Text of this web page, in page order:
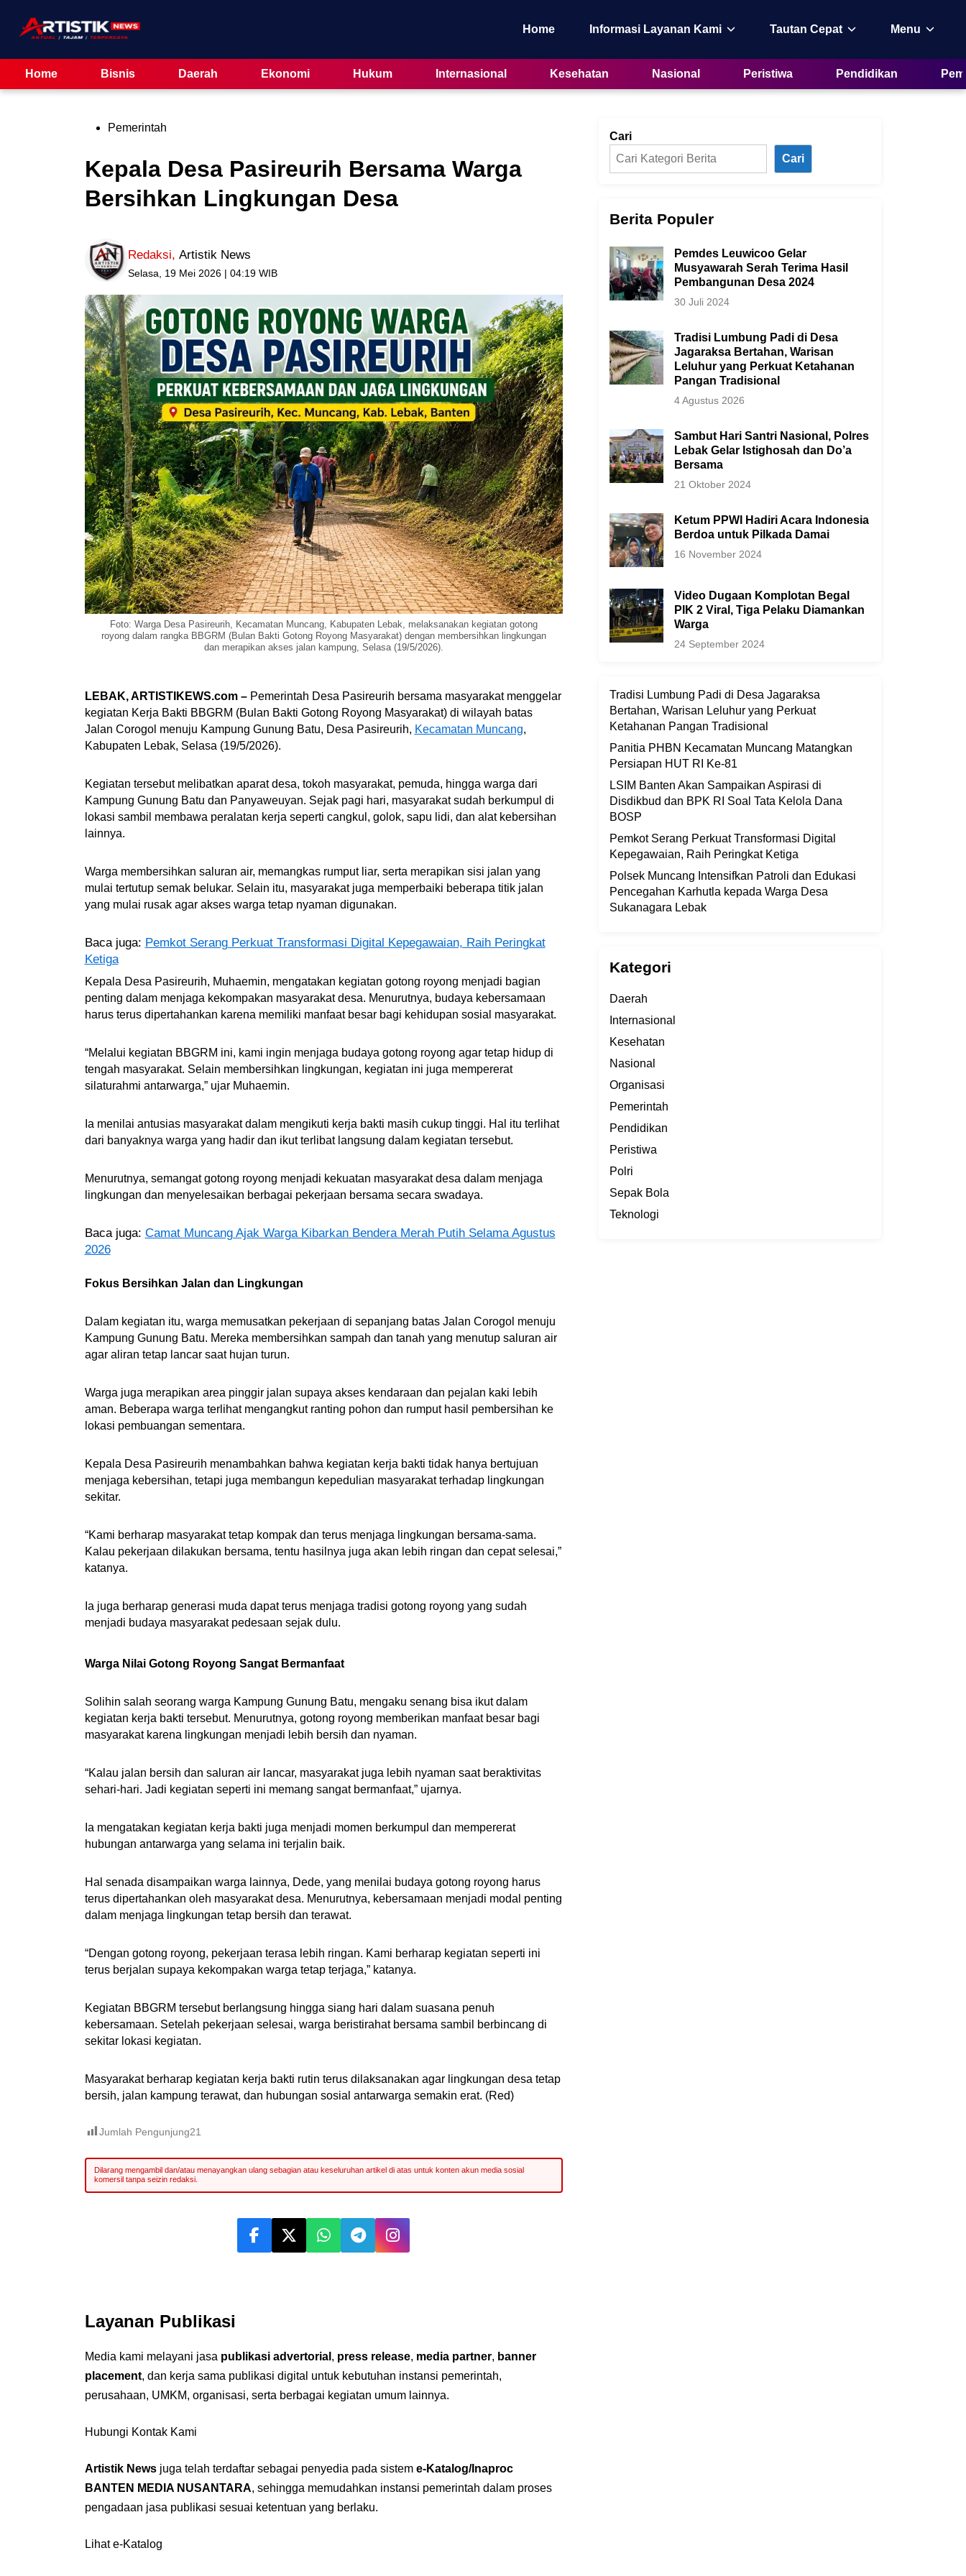
content
Home Informasi Layanan Kami Tautan Cepat Menu
Home Bisnis Daerah Ekonomi Hukum Internasional Kesehatan Nasional Peristiwa Pendidikan
PostedPemerintah
Kepala Desa Pasireurih Bersama Warga
Bersihkan Lingkungan Desa
Redaksi, Artistik News
Selasa, 19 Mei 2026 | 04:19 WIB
Foto: Warga Desa Pasireurih, Kecamatan Muncang, Kabupaten Lebak, melaksanakan kegiatan gotong
royong dalam rangka BBGRM (Bulan Bakti Gotong Royong Masyarakat) dengan membersihkan lingkungan
dan merapikan akses jalan kampung, Selasa (19/5/2026).
LEBAK, ARTISTIKEWS.com – Pemerintah Desa Pasireurih bersama masyarakat menggelar
kegiatan Kerja Bakti BBGRM (Bulan Bakti Gotong Royong Masyarakat) di wilayah batas
Jalan Corogol menuju Kampung Gunung Batu, Desa Pasireurih, Kecamatan Muncang,
Kabupaten Lebak, Selasa (19/5/2026).
Kegiatan tersebut melibatkan aparat desa, tokoh masyarakat, pemuda, hingga warga dari
Kampung Gunung Batu dan Panyaweuyan. Sejak pagi hari, masyarakat sudah berkumpul di
lokasi sambil membawa peralatan kerja seperti cangkul, golok, sapu lidi, dan alat kebersihan
lainnya.
Warga membersihkan saluran air, memangkas rumput liar, serta merapikan sisi jalan yang
mulai tertutup semak belukar. Selain itu, masyarakat juga memperbaiki beberapa titik jalan
yang mulai rusak agar akses warga tetap nyaman digunakan.
Baca juga: Pemkot Serang Perkuat Transformasi Digital Kepegawaian, Raih Peringkat
Ketiga
Kepala Desa Pasireurih, Muhaemin, mengatakan kegiatan gotong royong menjadi bagian
penting dalam menjaga kekompakan masyarakat desa. Menurutnya, budaya kebersamaan
harus terus dipertahankan karena memiliki manfaat besar bagi kehidupan sosial masyarakat.
“Melalui kegiatan BBGRM ini, kami ingin menjaga budaya gotong royong agar tetap hidup di
tengah masyarakat. Selain membersihkan lingkungan, kegiatan ini juga mempererat
silaturahmi antarwarga,” ujar Muhaemin.
Ia menilai antusias masyarakat dalam mengikuti kerja bakti masih cukup tinggi. Hal itu terlihat
dari banyaknya warga yang hadir dan ikut terlibat langsung dalam kegiatan tersebut.
Menurutnya, semangat gotong royong menjadi kekuatan masyarakat desa dalam menjaga
lingkungan dan menyelesaikan berbagai pekerjaan bersama secara swadaya.
Baca juga: Camat Muncang Ajak Warga Kibarkan Bendera Merah Putih Selama Agustus
2026
Fokus Bersihkan Jalan dan Lingkungan
Dalam kegiatan itu, warga memusatkan pekerjaan di sepanjang batas Jalan Corogol menuju
Kampung Gunung Batu. Mereka membersihkan sampah dan tanah yang menutup saluran air
agar aliran tetap lancar saat hujan turun.
Warga juga merapikan area pinggir jalan supaya akses kendaraan dan pejalan kaki lebih
aman. Beberapa warga terlihat mengangkut ranting pohon dan rumput hasil pembersihan ke
lokasi pembuangan sementara.
Kepala Desa Pasireurih menambahkan bahwa kegiatan kerja bakti tidak hanya bertujuan
menjaga kebersihan, tetapi juga membangun kepedulian masyarakat terhadap lingkungan
sekitar.
“Kami berharap masyarakat tetap kompak dan terus menjaga lingkungan bersama-sama.
Kalau pekerjaan dilakukan bersama, tentu hasilnya juga akan lebih ringan dan cepat selesai,”
katanya.
Ia juga berharap generasi muda dapat terus menjaga tradisi gotong royong yang sudah
menjadi budaya masyarakat pedesaan sejak dulu.
Warga Nilai Gotong Royong Sangat Bermanfaat
Solihin salah seorang warga Kampung Gunung Batu, mengaku senang bisa ikut dalam
kegiatan kerja bakti tersebut. Menurutnya, gotong royong memberikan manfaat besar bagi
masyarakat karena lingkungan menjadi lebih bersih dan nyaman.
“Kalau jalan bersih dan saluran air lancar, masyarakat juga lebih nyaman saat beraktivitas
sehari-hari. Jadi kegiatan seperti ini memang sangat bermanfaat,” ujarnya.
Ia mengatakan kegiatan kerja bakti juga menjadi momen berkumpul dan mempererat
hubungan antarwarga yang selama ini terjalin baik.
Hal senada disampaikan warga lainnya, Dede, yang menilai budaya gotong royong harus
terus dipertahankan oleh masyarakat desa. Menurutnya, kebersamaan menjadi modal penting
dalam menjaga lingkungan tetap bersih dan terawat.
“Dengan gotong royong, pekerjaan terasa lebih ringan. Kami berharap kegiatan seperti ini
terus berjalan supaya kekompakan warga tetap terjaga,” katanya.
Kegiatan BBGRM tersebut berlangsung hingga siang hari dalam suasana penuh
kebersamaan. Setelah pekerjaan selesai, warga beristirahat bersama sambil berbincang di
sekitar lokasi kegiatan.
Masyarakat berharap kegiatan kerja bakti rutin terus dilaksanakan agar lingkungan desa tetap
bersih, jalan kampung terawat, dan hubungan sosial antarwarga semakin erat. (Red)
Jumlah Pengunjung21
Layanan Publikasi
Media kami melayani jasa publikasi advertorial , press release, media partner, banner
placement, dan kerja sama publikasi digital untuk kebutuhan instansi pemerintah,
perusahaan, UMKM, organisasi, serta berbagai kegiatan umum lainnya.
Hubungi Kontak Kami
Artistik Newsjuga telah terdaftar sebagai penyedia pada sistem e-Katalog/Inaproc
BANTEN MEDIA NUSANTARA, sehingga memudahkan instansi pemerintah dalam proses
pengadaan jasa publikasi sesuai ketentuan yang berlaku.
Lihat e-Katalog
Cari
Cari
Berita Populer
Pemdes Leuwicoo Gelar
Musyawarah Serah Terima Hasil
Pembangunan Desa 2024
30 Juli 2024
Tradisi Lumbung Padi di Desa
Jagaraksa Bertahan, Warisan
Leluhur yang Perkuat Ketahanan
Pangan Tradisional
4 Agustus 2026
Sambut Hari Santri Nasional, Polres
Lebak Gelar Istighosah dan Do’a
Bersama
21 Oktober 2024
Ketum PPWI Hadiri Acara Indonesia
Berdoa untuk Pilkada Damai
16 November 2024
Video Dugaan Komplotan Begal
PIK 2 Viral, Tiga Pelaku Diamankan
Warga
24 September 2024
Tradisi Lumbung Padi di Desa Jagaraksa
Bertahan, Warisan Leluhur yang Perkuat
Ketahanan Pangan Tradisional
Panitia PHBN Kecamatan Muncang Matangkan
Persiapan HUT RI Ke-81
LSIM Banten Akan Sampaikan Aspirasi di
Disdikbud dan BPK RI Soal Tata Kelola Dana
BOSP
Pemkot Serang Perkuat Transformasi Digital
Kepegawaian, Raih Peringkat Ketiga
Polsek Muncang Intensifkan Patroli dan Edukasi
Pencegahan Karhutla kepada Warga Desa
Sukanagara Lebak
Kategori
Daerah
Internasional
Kesehatan
Nasional
Organisasi
Pemerintah
Pendidikan
Peristiwa
Polri
Sepak Bola
Teknologi